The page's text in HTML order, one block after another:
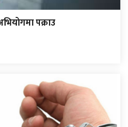
पक्राउ